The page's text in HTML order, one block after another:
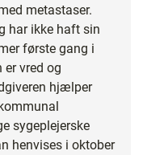
metastaser.
har ikke haft sin
første gang i
er vred og
hjælper
sygeplejerske
henvises i oktober